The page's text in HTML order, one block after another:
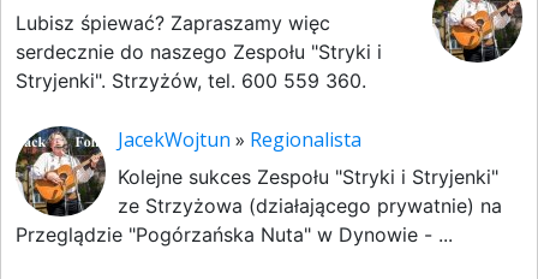
Lubisz śpiewać? Zapraszamy więc
serdecznie do naszego Zespołu "Stryki i
Stryjenki". Strzyżów, tel. 600 559 360.
JacekWojtun » Regionalista
Kolejne sukces Zespołu "Stryki i Stryjenki"
ze Strzyżowa (działającego prywatnie) na
Przeglądzie "Pogórzańska Nuta" w Dynowie - ...